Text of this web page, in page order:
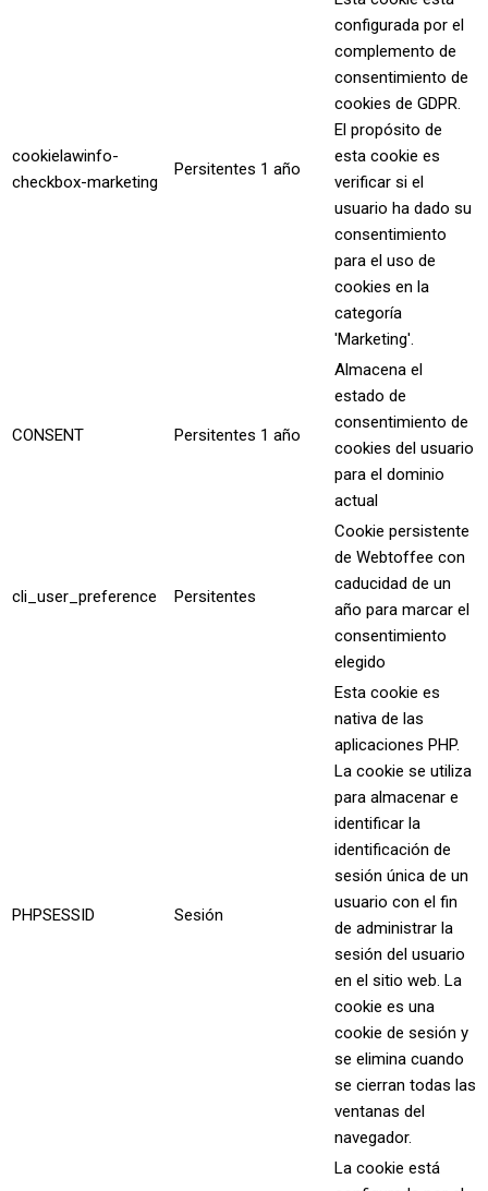
cookielawinfo-
checkbox-marketing
Persitentes 1 año
configurada por el
complemento de
consentimiento de
cookies de GDPR.
El propósito de
esta cookie es
verificar si el
usuario ha dado su
consentimiento
para el uso de
cookies en la
categoría
'Marketing'.
CONSENT Persitentes 1 año
Almacena el
estado de
consentimiento de
cookies del usuario
para el dominio
actual
cli_user_preference Persitentes
Cookie persistente
de Webtoffee con
caducidad de un
año para marcar el
consentimiento
elegido
PHPSESSID Sesión
Esta cookie es
nativa de las
aplicaciones PHP.
La cookie se utiliza
para almacenar e
identificar la
identificación de
sesión única de un
usuario con el fin
de administrar la
sesión del usuario
en el sitio web. La
cookie es una
cookie de sesión y
se elimina cuando
se cierran todas las
ventanas del
navegador.
La cookie está